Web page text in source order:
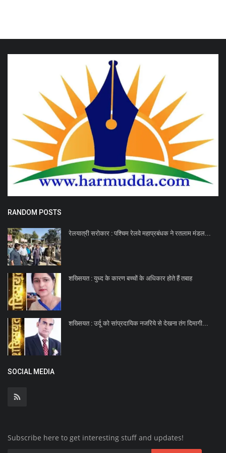
RANDOM POSTS
रेलयात्री सरोकार : पश्चिम रेलवे महाप्रबंधक ने रतलाम मंडल...
शख्सियत : युध्द के कारण बच्चों के अधिकार होते हैं तबाह
शख्सियत : उर्दू को सांप्रदायिक नजरिये से देखना तंग दिमागी...
SOCIAL MEDIA
Subscribe here to get interesting stuff and updates!